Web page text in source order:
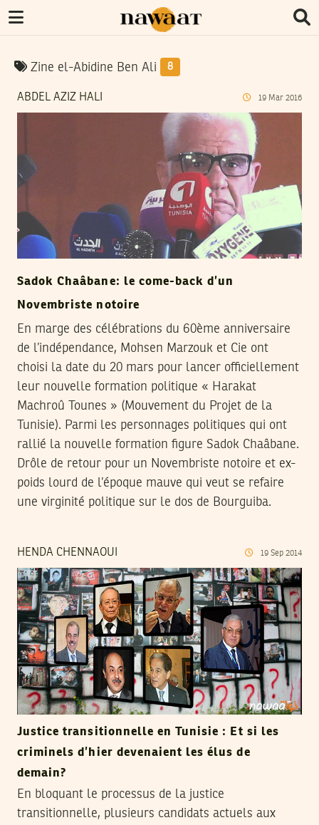
Zine el-Abidine Ben Ali 8
ABDEL AZIZ HALI 19 Mar 2016
Sadok Chaâbane: le come-back d’un
Novembriste notoire
En marge des célébrations du 60ème anniversaire
de l’indépendance, Mohsen Marzouk et Cie ont
choisi la date du 20 mars pour lancer officiellement
leur nouvelle formation politique « Harakat
Machroû Tounes » (Mouvement du Projet de la
Tunisie). Parmi les personnages politiques qui ont
rallié la nouvelle formation figure Sadok Chaâbane.
Drôle de retour pour un Novembriste notoire et ex-
poids lourd de l’époque mauve qui veut se refaire
une virginité politique sur le dos de Bourguiba.
HENDA CHENNAOUI 19 Sep 2014
Justice transitionnelle en Tunisie : Et si les
criminels d’hier devenaient les élus de
demain?
En bloquant le processus de la justice
transitionnelle, plusieurs candidats actuels aux